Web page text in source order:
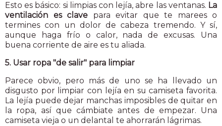
Esto es básico: si limpias con lejía, abre las ventanas. La
ventilación es clave para evitar que te marees o
termines con un dolor de cabeza tremendo. Y sí,
aunque haga frío o calor, nada de excusas. Una
buena corriente de aire es tu aliada.
5. Usar ropa "de salir" para limpiar
Parece obvio, pero más de uno se ha llevado un
disgusto por limpiar con lejía en su camiseta favorita.
La lejía puede dejar manchas imposibles de quitar en
la ropa, así que cámbiate antes de empezar. Una
camiseta vieja o un delantal te ahorrarán lágrimas.